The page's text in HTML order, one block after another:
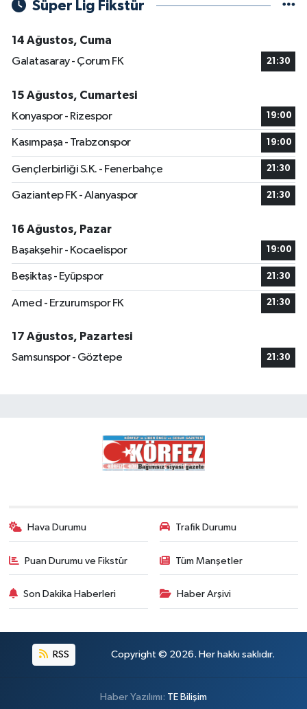
Süper Lig Fikstür
14 Ağustos, Cuma
Galatasaray - Çorum FK
21:30
15 Ağustos, Cumartesi
Konyaspor - Rizespor
19:00
Kasımpaşa - Trabzonspor 19:00
Gençlerbirliği S.K. - Fenerbahçe 21:30
Gaziantep FK - Alanyaspor 21:30
16 Ağustos, Pazar
Başakşehir - Kocaelispor
19:00
Beşiktaş - Eyüpspor 21:30
Amed - Erzurumspor FK 21:30
17 Ağustos, Pazartesi
Samsunspor - Göztepe
21:30
Hava Durumu Trafik Durumu
Puan Durumu ve Fikstür Tüm Manşetler
Son Dakika Haberleri Haber Arşivi
RSS Copyright © 2026. Her hakkı saklıdır.
Haber Yazılımı: TE Bilişim